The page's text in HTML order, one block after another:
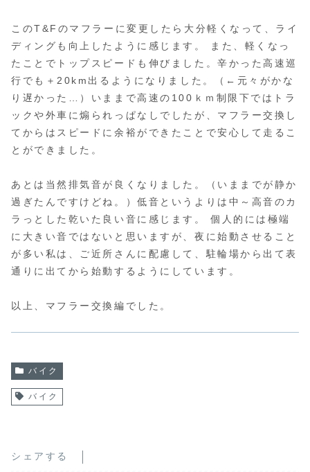
このT&Fのマフラーに変更したら大分軽くなって、ライ
ディングも向上したように感じます。 また、軽くなっ
たことでトップスピードも伸びました。辛かった高速巡
行でも＋20km出るようになりました。（←元々がかな
り遅かった…）いままで高速の100ｋｍ制限下ではトラ
ックや外車に煽られっぱなしでしたが、マフラー交換し
てからはスピードに余裕ができたことで安心して走るこ
とができました。
あとは当然排気音が良くなりました。（いままでが静か
過ぎたんですけどね。）低音というよりは中～高音のカ
ラっとした乾いた良い音に感じます。 個人的には極端
に大きい音ではないと思いますが、夜に始動させること
が多い私は、ご近所さんに配慮して、駐輪場から出て表
通りに出てから始動するようにしています。
以上、マフラー交換編でした。
バイク
バイク
シェアする